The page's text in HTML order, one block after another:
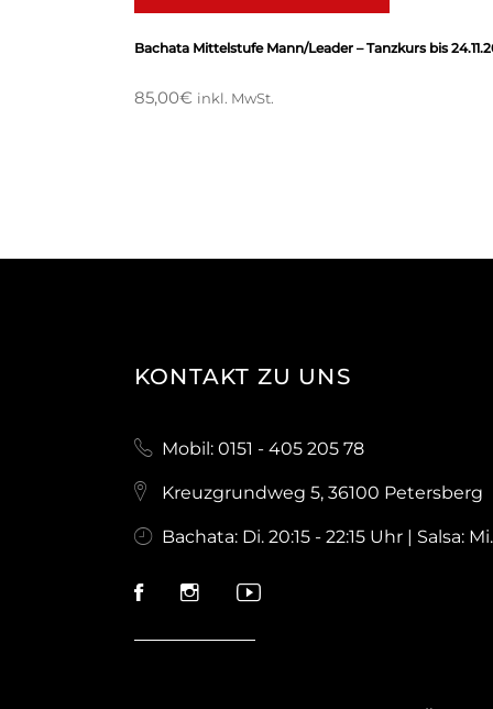
Bachata Mittelstufe Mann/Leader – Tanzkurs bis
85,00€ inkl. MwSt.
KONTAKT ZU UNS
Mobil: 0151 - 405 205 78
Kreuzgrundweg 5, 36100 Petersberg
Bachata: Di. 20:15 - 22:15 Uhr | Salsa: